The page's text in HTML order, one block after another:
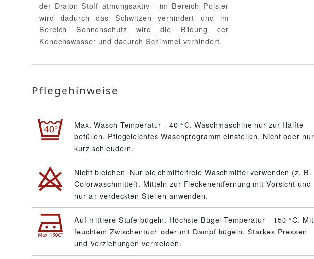
der Dralon-Stoff atmungsaktiv - im Bereich Polster
wird dadurch das Schwitzen verhindert und im
Bereich Sonnenschutz wird die Bildung der
Kondenswasser und dadurch Schimmel verhindert.
Pflegehinweise
Max. Wasch-Temperatur - 40 °C. Waschmaschine nur zur Hälfte
befüllen. Pflegeleichtes Waschprogramm einstellen. Nicht oder nur
kurz schleudern.
Nicht bleichen. Nur bleichmittelfreie Waschmittel verwenden (z. B.
Colorwaschmittel). Mitteln zur Fleckenentfernung mit Vorsicht und
nur an verdeckten Stellen anwenden.
Auf mittlere Stufe bügeln. Höchste Bügel-Temperatur - 150 °C. Mit
feuchtem Zwischentuch oder mit Dampf bügeln. Starkes Pressen
und Verziehungen vermeiden.